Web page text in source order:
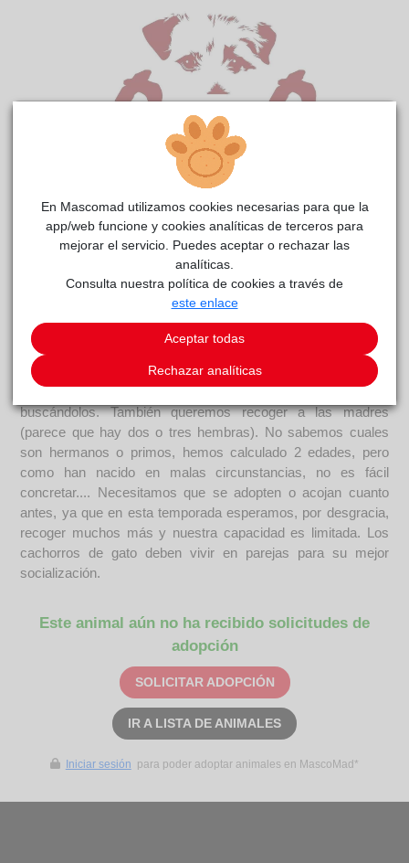
Andrei Mayoreside actualmente en el centro de acogida
COMENTARIOS
Curiosidades
Los gatitos de apellido MAYO, han sido rescatados de una
finca entre basura, palets y muchas gallinas. De momento se
han recogido 10, pero pueden ser más, seguiremos
buscándolos. También queremos recoger a las madres
(parece que hay dos o tres hembras). No sabemos cuales
son hermanos o primos, hemos calculado 2 edades, pero
como han nacido en malas circunstancias, no es fácil
concretar.... Necesitamos que se adopten o acojan cuanto
antes, ya que en esta temporada esperamos, por desgracia,
recoger muchos más y nuestra capacidad es limitada. Los
cachorros de gato deben vivir en parejas para su mejor
socialización.
Este animal aún no ha recibido solicitudes de
adopción
SOLICITAR ADOPCIÓN
IR A LISTA DE ANIMALES
Iniciar sesión para poder adoptar animales en MascoMad*
En Mascomad utilizamos cookies necesarias para que la
app/web funcione y cookies analíticas de terceros para
mejorar el servicio. Puedes aceptar o rechazar las
analíticas.
Consulta nuestra política de cookies a través de
este enlace
Aceptar todas
Rechazar analíticas